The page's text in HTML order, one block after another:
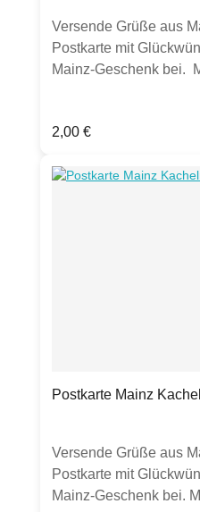
Versende Grüße aus
Postkarte mit
Mainz-Geschenk bei.
andere Gegenstände
Regulärer Preis:
2,00 €
Postkarte Mainz
Versende Grüße aus
Postkarte mit
Mainz-Geschenk bei.